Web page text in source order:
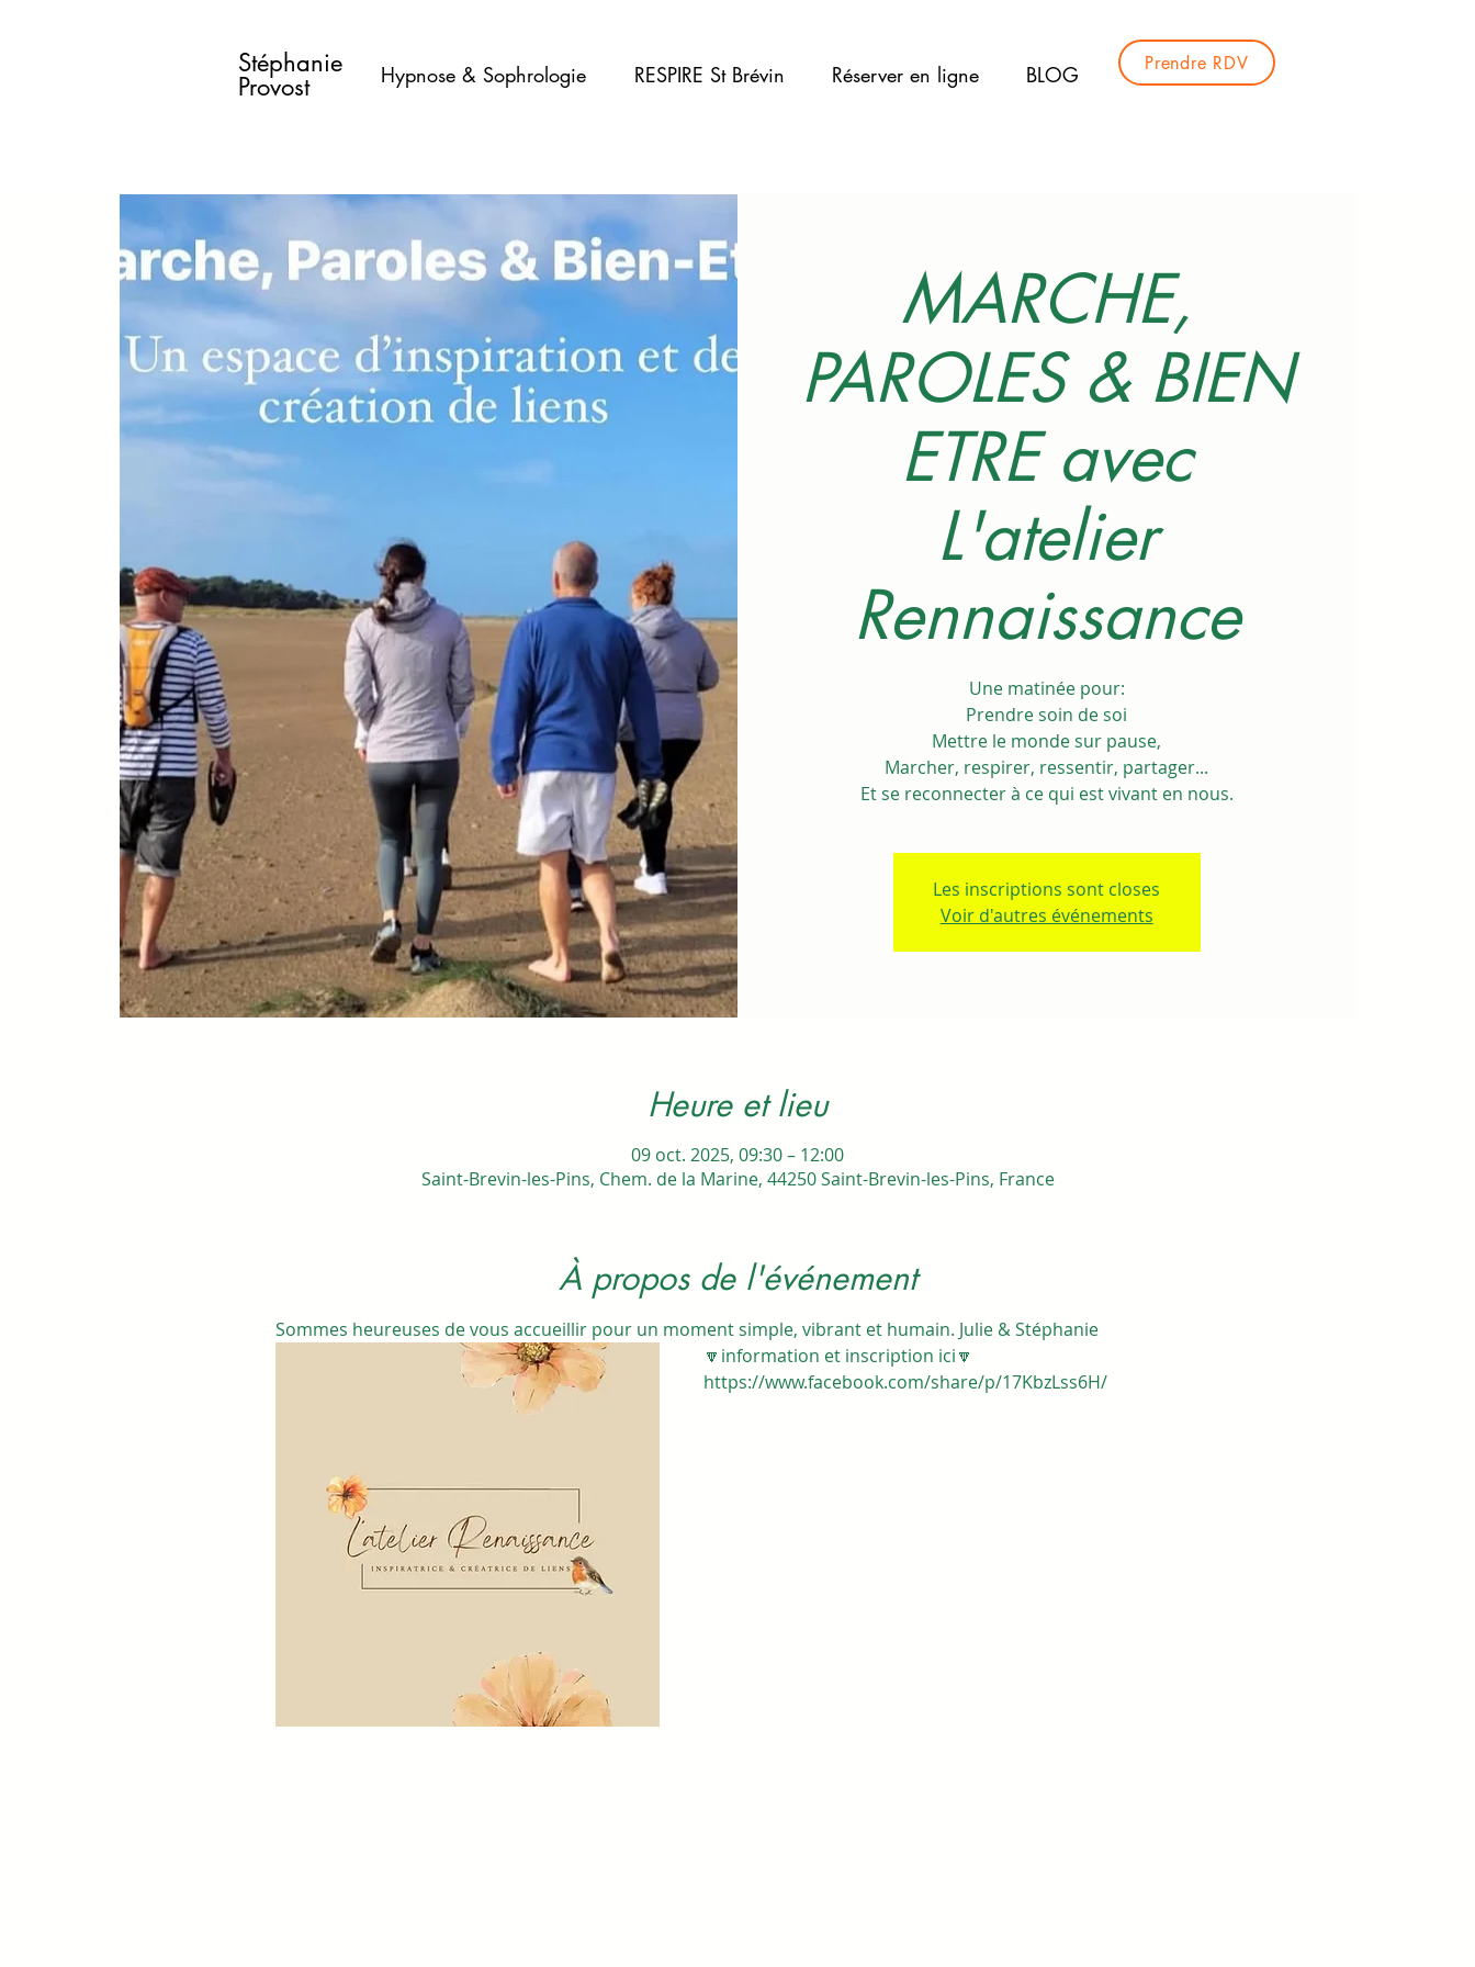
Stéphanie
Provost Hypnose & Sophrologie RESPIRE St Brévin Réserver en ligne BLOG Prendre RDV
MARCHE,
PAROLES & BIEN
ETRE avec
L'atelier
Rennaissance
Une matinée pour:
Prendre soin de soi
Mettre le monde sur pause,
Marcher, respirer, ressentir, partager...
Et se reconnecter à ce qui est vivant en nous.
Les inscriptions sont closes
Voir d'autres événements
Heure et lieu
09 oct. 2025, 09:30 – 12:00
Saint-Brevin-les-Pins, Chem. de la Marine, 44250 Saint-Brevin-les-Pins, France
À propos de l'événement
Sommes heureuses de vous accueillir pour un moment simple, vibrant et humain. Julie & Stéphanie
🔽information et inscription ici🔽
https://www.facebook.com/share/p/17KbzLss6H/